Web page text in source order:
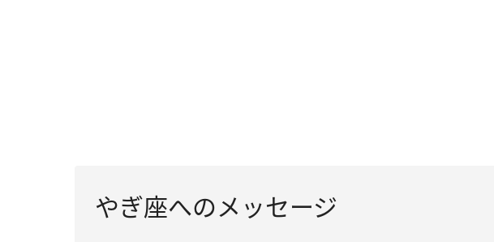
やぎ座へのメッセージ